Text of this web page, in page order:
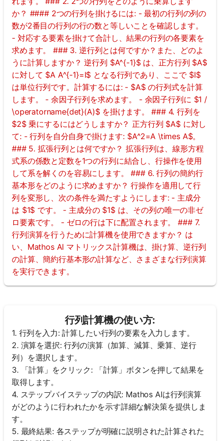
こち
らか
らロ
グイ
ン！
か？ #### 2つの行列を掛けるには: - 最初の行列の列の
数が2番目の行列の行の数と等しいことを確認します。
- 対応する要素を掛けて合計し、結果の行列の各要素を
求めます。 ### 3. 逆行列とは何ですか？また、どのよ
うに計算しますか？ 逆行列 $A^{-1}$ は、正方行列 $A$
に対して $A A^{-1}=I$ となる行列であり、ここで $I$
は単位行列です。計算するには: - $A$ の行列式を計算
します。 - 余因子行列を求めます。 - 余因子行列に $1 /
\operatorname{det}(A)$ を掛けます。 ### 4. 行列を
$2$ 乗にするにはどうしますか？ 正方行列 $A$ に対し
て: - 行列を自分自身で掛けます: $A^2=A \times A$。
### 5. 拡張行列とは何ですか？ 拡張行列は、線形方程
式系の係数と定数を1つの行列に結合し、行操作を使用
して系を解くのを容易にします。 ### 6. 行列の簡約行
基本形をどのように求めますか？ 行操作を適用して行
列を変形し、次の条件を満たすようにします: - 主成分
は $1$ です。 - 主成分の $1$ は、その列の唯一の非ゼ
ロ要素です。 - ゼロの行は下に配置されます。 ### 7.
行列演算を行うために計算機を使用できますか？ は
い、Mathos AI マトリックス計算機は、掛け算、逆行列
の計算、簡約行基本形の計算など、さまざまな行列演算
を実行できます。
行列計算機の使い方:
1. 行列を入力: 計算したい行列の要素を入力します。
2. 演算を選択: 行列の演算（加算、減算、乗算、逆行
列）を選択します。
3. 「計算」をクリック: 「計算」ボタンを押して結果を
取得します。
4. ステップバイステップの内訳: Mathos AIは行列演算
がどのように行われたかを示す詳細な解決策を提供しま
す。
5. 最終結果: 各ステップが明確に説明された計算された